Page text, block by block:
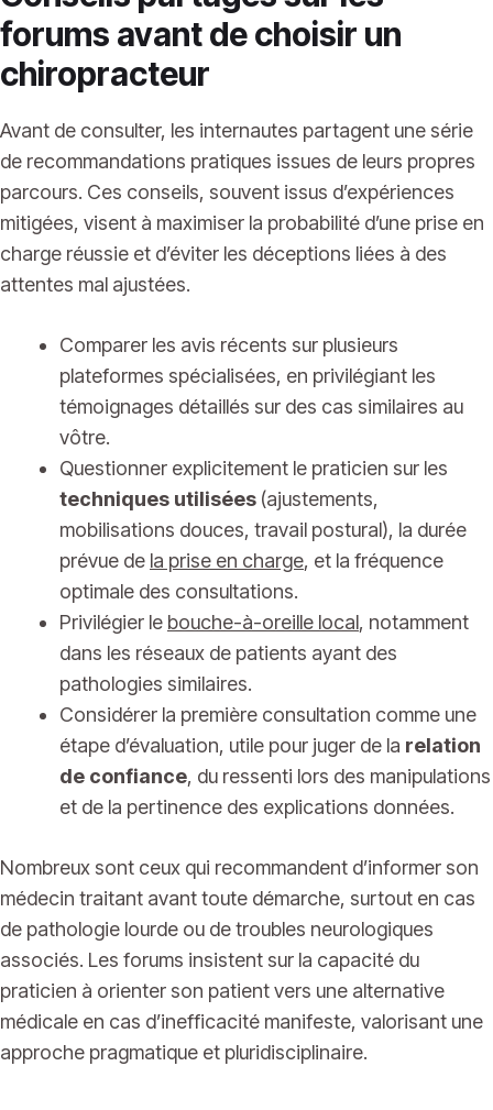
forums avant de choisir un
chiropracteur
Avant de consulter, les internautes partagent une série
de recommandations pratiques issues de leurs propres
parcours. Ces conseils, souvent issus d’expériences
mitigées, visent à maximiser la probabilité d’une prise en
charge réussie et d’éviter les déceptions liées à des
attentes mal ajustées.
Comparer les avis récents sur plusieurs
plateformes spécialisées, en privilégiant les
témoignages détaillés sur des cas similaires au
vôtre.
Questionner explicitement le praticien sur les
techniques utilisées (ajustements,
mobilisations douces, travail postural), la durée
prévue de la prise en charge, et la fréquence
optimale des consultations.
Privilégier le bouche-à-oreille local, notamment
dans les réseaux de patients ayant des
pathologies similaires.
Considérer la première consultation comme une
étape d’évaluation, utile pour juger de la relation
de confiance, du ressenti lors des manipulations
et de la pertinence des explications données.
Nombreux sont ceux qui recommandent d’informer son
médecin traitant avant toute démarche, surtout en cas
de pathologie lourde ou de troubles neurologiques
associés. Les forums insistent sur la capacité du
praticien à orienter son patient vers une alternative
médicale en cas d’inefficacité manifeste, valorisant une
approche pragmatique et pluridisciplinaire.